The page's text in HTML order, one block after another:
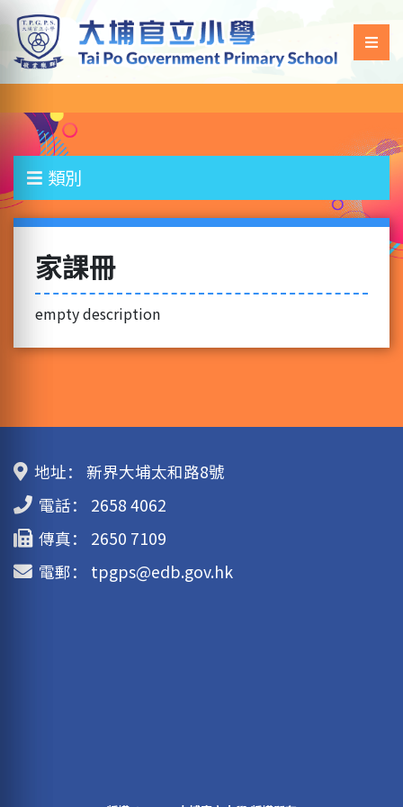
類別
家課冊
empty description
地址：
新界大埔太和路8號
電話：
2658 4062
傳真：
2650 7109
電郵：
tpgps@edb.gov.hk